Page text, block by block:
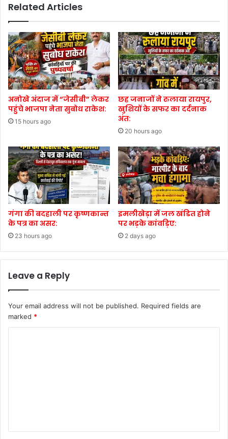
Related Articles
अनोखे अंदाज में “जेसीबी” लेकर
पहुंचे भाजपा नेता सुबोध राकेश:
15 hours ago
छह जनाजों ने रुलाया रायपुर,
खुशियों के सफर का दर्दनाक
अंत:
20 hours ago
गंगा की बदहाली पर कृष्णकान्त
के पत्र का असर:
23 hours ago
इमलीखेड़ा में जल खंडित होने
पर भड़के कांवड़िए:
2 days ago
Leave a Reply
Your email address will not be published. Required fields are
marked *